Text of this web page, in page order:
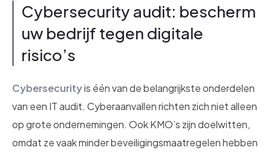
Cybersecurity audit: bescherm
uw bedrijf tegen digitale
risico’s
Cybersecurityis één van de belangrijkste onderdelen
van een IT audit. Cyberaanvallen richten zich niet alleen
op grote ondernemingen. Ook KMO’s zijn doelwitten,
omdat ze vaak minder beveiligingsmaatregelen hebben